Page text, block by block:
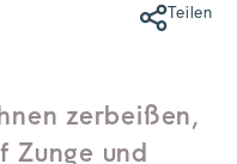
Teilen
zerbeißen,
Zunge und